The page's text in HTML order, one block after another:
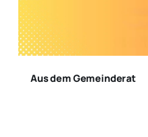
Aus dem Gemeinderat